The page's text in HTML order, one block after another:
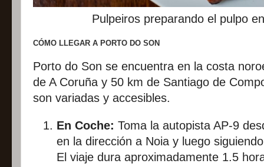
Pulpeiros preparando el pulpo
CÓMO LLEGAR A PORTO DO SON
Porto do Son se encuentra en la costa
de A Coruña y 50 km de Santiago de
son variadas y accesibles.
En Coche: Toma la autopista AP-9
en la dirección a Noia y luego
El viaje dura aproximadamente 1.5